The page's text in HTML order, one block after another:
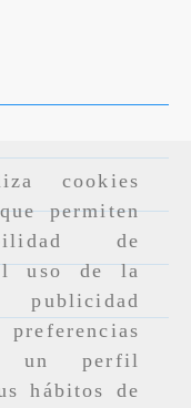
cookies
permiten
de
uso de la
un perfil
hábitos de